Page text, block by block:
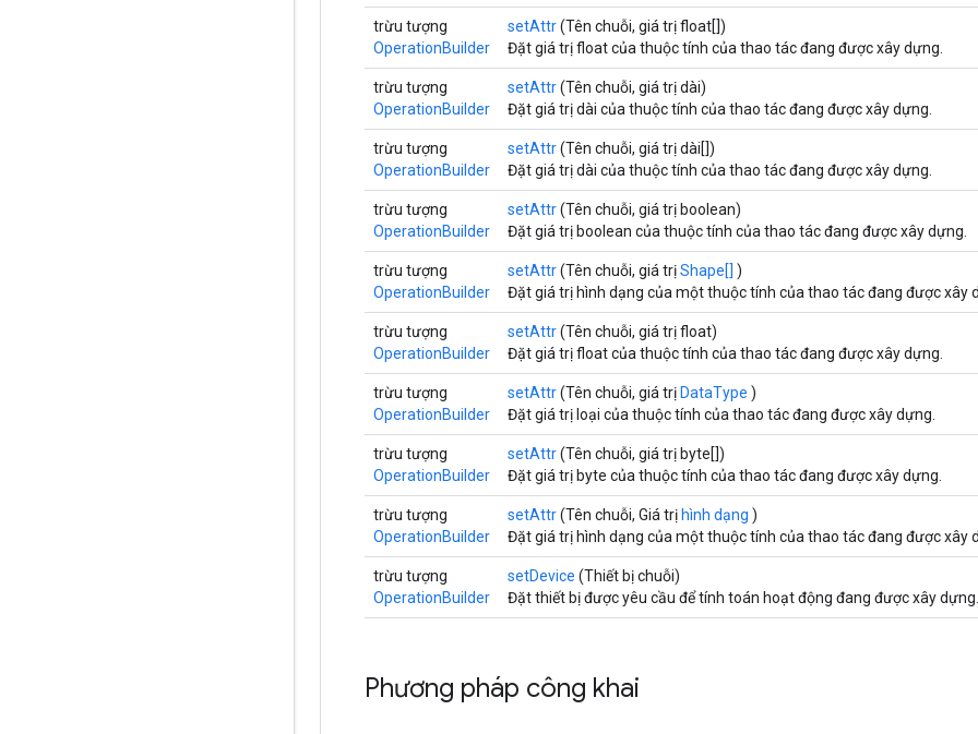
trừu tượng
OperationBuilder
setAttr(Tên chuỗi, giá trị float[])
Đặt giá trị float của thuộc tính của thao tác đang được xây dựng.
trừu tượng
OperationBuilder
setAttr(Tên chuỗi, giá trị dài)
Đặt giá trị dài của thuộc tính của thao tác đang được xây dựng.
trừu tượng
OperationBuilder
setAttr(Tên chuỗi, giá trị dài[])
Đặt giá trị dài của thuộc tính của thao tác đang được xây dựng.
trừu tượng
OperationBuilder
setAttr(Tên chuỗi, giá trị boolean)
Đặt giá trị boolean của thuộc tính của thao tác đang được xây dựng.
trừu tượng
OperationBuilder
setAttr(Tên chuỗi, giá trịShape[] )
Đặt giá trị hình dạng của một thuộc tính của thao tác đang được xây
trừu tượng
OperationBuilder
setAttr(Tên chuỗi, giá trị float)
Đặt giá trị float của thuộc tính của thao tác đang được xây dựng.
trừu tượng
OperationBuilder
setAttr(Tên chuỗi, giá trị DataType )
Đặt giá trị loại của thuộc tính của thao tác đang được xây dựng.
trừu tượng
OperationBuilder
setAttr(Tên chuỗi, giá trị byte[])
Đặt giá trị byte của thuộc tính của thao tác đang được xây dựng.
trừu tượng
OperationBuilder
setAttr(Tên chuỗi, Giá trị hình dạng )
Đặt giá trị hình dạng của một thuộc tính của thao tác đang được xây
trừu tượng
OperationBuilder
setDevice (Thiết bị chuỗi)
Đặt thiết bị được yêu cầu để tính toán hoạt động đang được xây dựng.
Phương pháp công khai